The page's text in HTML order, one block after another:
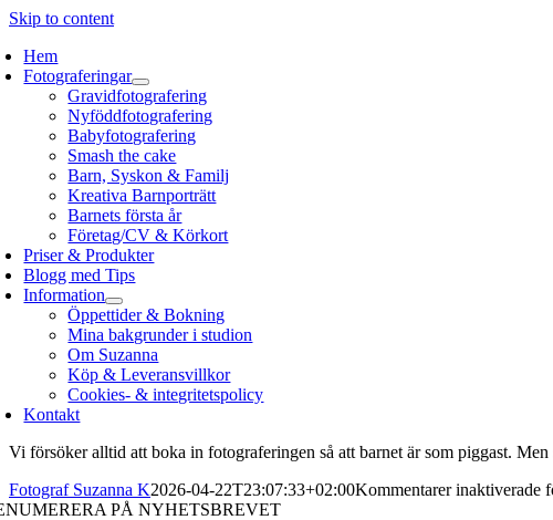
Skip to content
Hem
Fotograferingar
Gravidfotografering
Nyföddfotografering
Babyfotografering
Smash the cake
Barn, Syskon & Familj
Kreativa Barnporträtt
Barnets första år
Företag/CV & Körkort
Priser & Produkter
Blogg med Tips
Information
Öppettider & Bokning
Mina bakgrunder i studion
Om Suzanna
Köp & Leveransvillkor
Cookies- & integritetspolicy
Kontakt
Vi försöker alltid att boka in fotograferingen så att barnet är som piggast.
Fotograf Suzanna K2026-04-22T23:07:33+02:00Kommentarer inaktiverade
PÅ NYHETSBREVET